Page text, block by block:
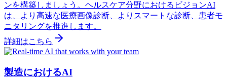
ンを構築しましょう。ヘルスケア分野におけるビジョンAI
は、より高速な医療画像診断、よりスマートな診断、患者モ
ニタリングを推進します。
詳細はこちら
製造におけるAI